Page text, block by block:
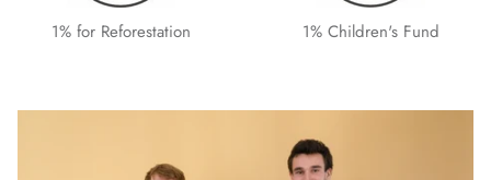
1% for Reforestation 1% Children's Fund